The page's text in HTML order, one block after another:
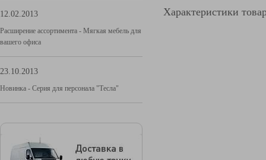
12.02.2013
Расширение ассортимента - Мягкая мебель для
вашего офиса
23.10.2013
Новинка - Серия для персонала "Тесла"
Характеристики